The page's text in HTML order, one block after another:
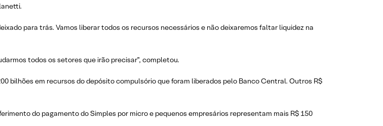
para trás. Vamos liberar todos os recursos necessários e não deixaremos faltar liquidez na
todos os setores que irão precisar”, completou.
bilhões em recursos do depósito compulsório que foram liberados pelo Banco Central. Outros R$
do pagamento do Simples por micro e pequenos empresários representam mais R$ 150